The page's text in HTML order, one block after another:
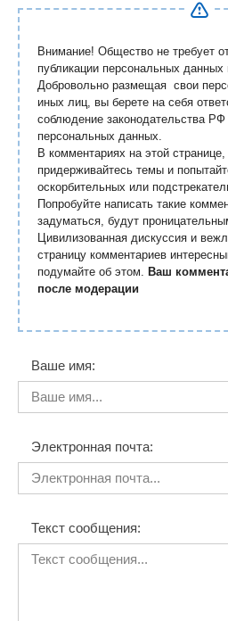
Внимание! Общество не требует
публикации персональных
Добровольно размещая свои
иных лиц, вы берете на себя
соблюдение законодательства РФ
персональных данных.
В комментариях на этой
придерживайтесь темы и
оскорбительных или
Попробуйте написать такие
задуматься, будут
Цивилизованная дискуссия и
страницу комментариев
подумайте об этом. Ваш
после модерации
Ваше имя:
Электронная почта:
Текст сообщения: